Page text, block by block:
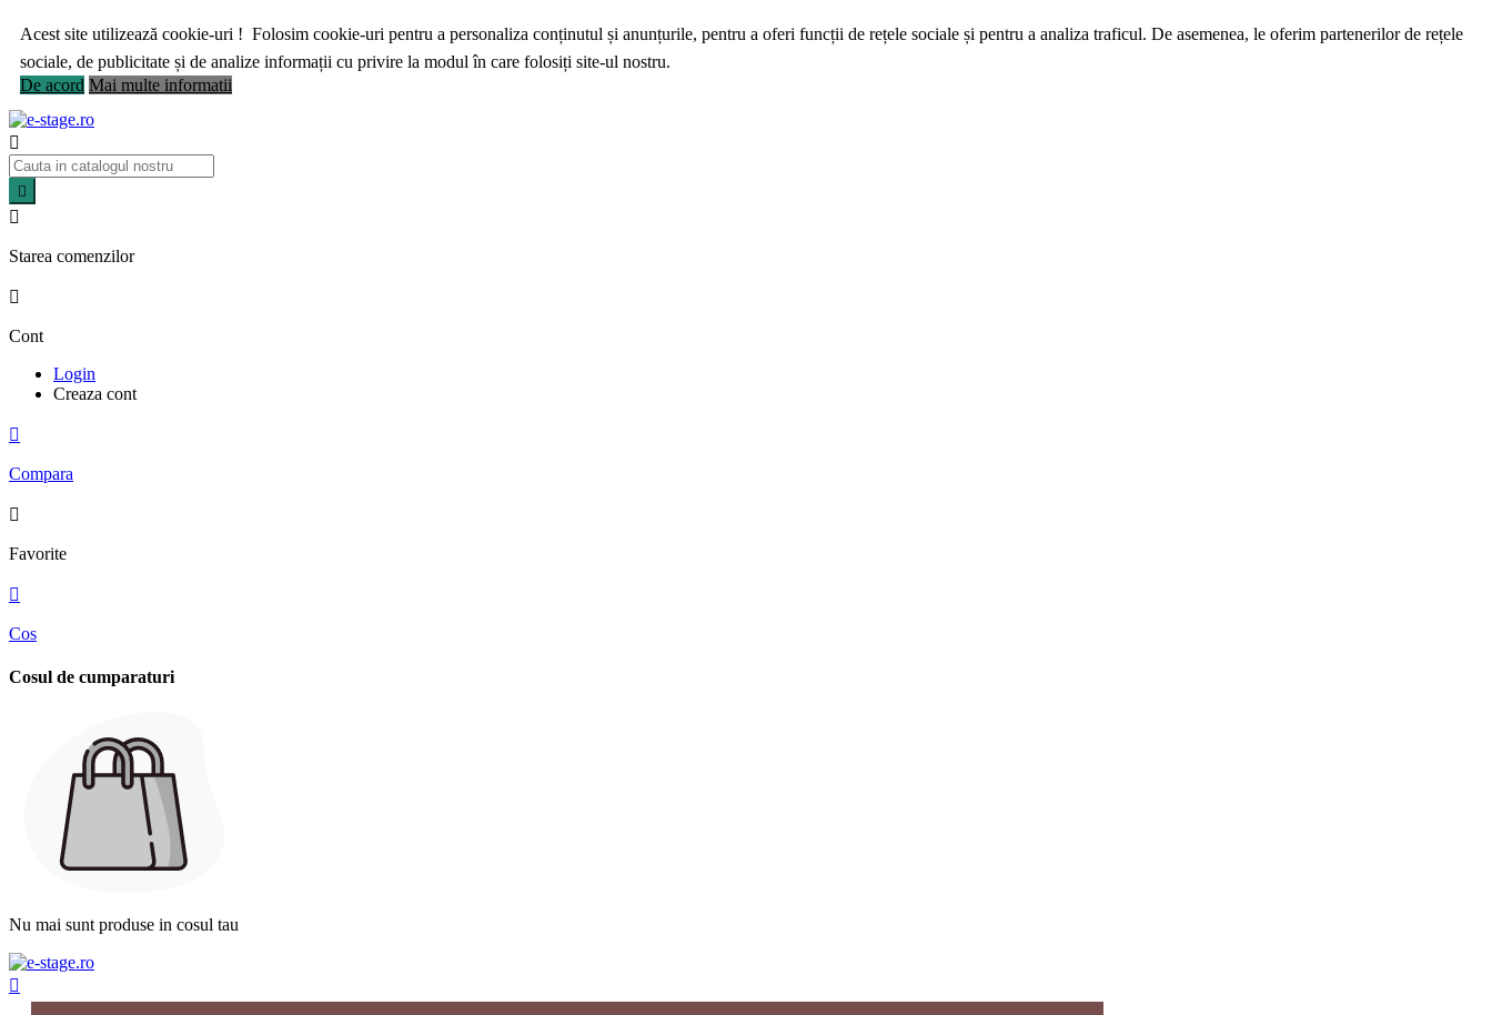
Acest site utilizează cookie-uri ! Folosim cookie-uri pentru a personaliza conținutul și anunțurile, pentru a oferi funcții de rețele sociale și pentru a analiza traficul. De asemenea, le oferim partenerilor de rețele
sociale, de publicitate și de analize informații cu privire la modul în care folosiți site-ul nostru.
De acord Mai multe informatii



Starea comenzilor

Cont
Login
Creaza cont

Compara

Favorite

Cos
Cosul de cumparaturi
Nu mai sunt produse in cosul tau
